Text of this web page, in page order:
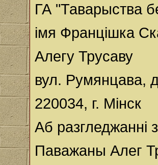
ГА "Таварыства
імя Францішка
Алегу Трусаву
вул. Румянцава,
220034, г. Мінск
Аб разгледжанні
Паважаны Алег